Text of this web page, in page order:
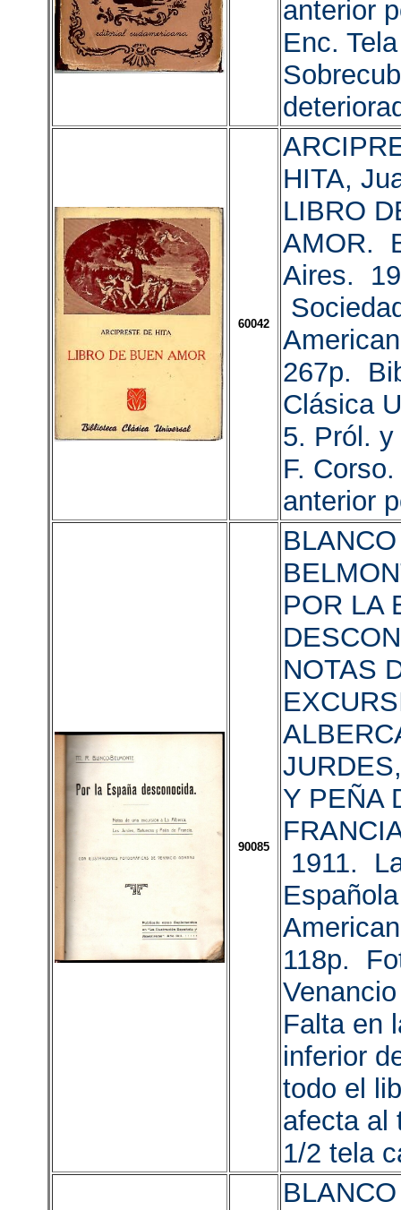
anterior
Enc.
60042
HITA,
LIBRO
AMOR.
Aires.
267p.
Clásica
5. Pról.
F.
anterior
90085
BLANCO
POR LA
NOTAS
Y PEÑA
1911.
118p.
Falta en
inferior
todo el
afecta al
1/2 tela